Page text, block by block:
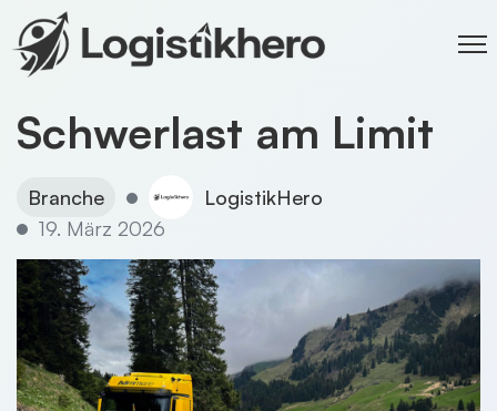
Schwerlast am Limit
Branche
LogistikHero
19. März 2026